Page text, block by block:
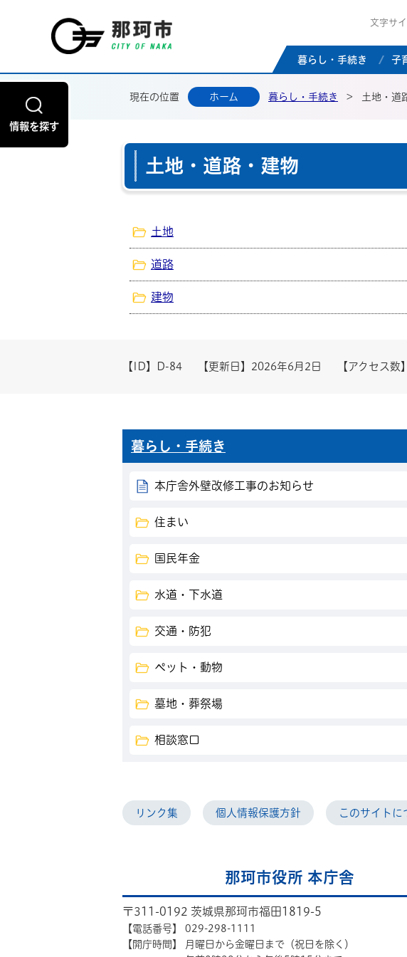
那珂市公式ホームペー
文字サ
暮らし・手続き 子
情報を探す
現在の位置 ホーム 暮らし・手続き > 土地・道
土地・道路・建物
土地
道路
建物
【ID】 D-84 【更新日】 2026年6月2日 【アクセス数】
暮らし・手続き
本庁舎外壁改修工事のお知らせ
住まい
国民年金
水道・下水道
交通・防犯
ペット・動物
墓地・葬祭場
相談窓口
リンク集 個人情報保護方針 このサイトに
那珂市役所 本庁舎
〒311-0192 茨城県那珂市福田1819-5
【電話番号】
029-298-1111
【開庁時間】
月曜日から金曜日まで（祝日を除く）